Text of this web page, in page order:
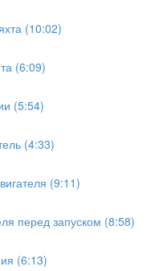
(10:02)
(6:09)
(5:54)
(4:33)
(9:11)
перед запуском (8:58)
(6:13)